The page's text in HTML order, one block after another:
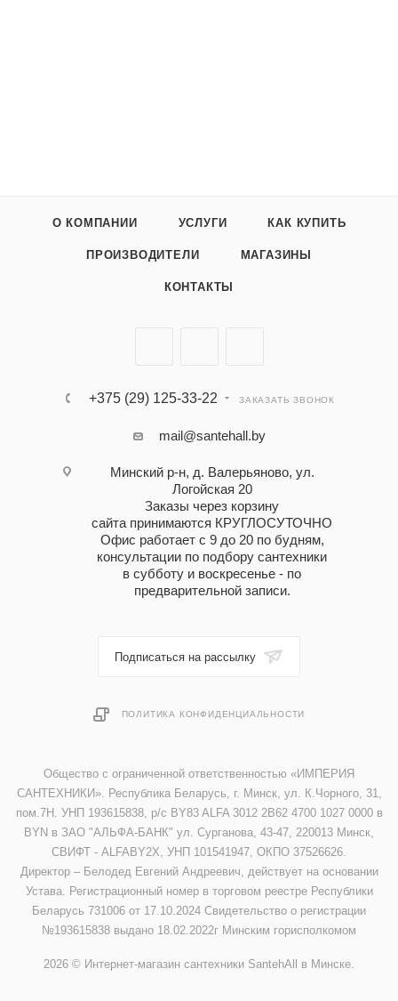
О КОМПАНИИ УСЛУГИ КАК КУПИТЬ
ПРОИЗВОДИТЕЛИ МАГАЗИНЫ
КОНТАКТЫ
+375 (29) 125-33-22 ЗАКАЗАТЬ ЗВОНОК
mail@santehall.by
Минский р-н, д. Валерьяново, ул.
Логойская 20
Заказы через корзину
сайта принимаются КРУГЛОСУТОЧНО
Офис работает с 9 до 20 по будням,
консультации по подбору сантехники
в субботу и воскресенье - по
предварительной записи.
Подписаться на рассылку
ПОЛИТИКА КОНФИДЕНЦИАЛЬНОСТИ
Общество с ограниченной ответственностью «ИМПЕРИЯ
САНТЕХНИКИ». Республика Беларусь, г. Минск, ул. К.Чорного, 31,
пом.7Н. УНП 193615838, р/с BY83 ALFA 3012 2B62 4700 1027 0000 в
BYN в ЗАО "АЛЬФА-БАНК" ул. Сурганова, 43-47, 220013 Минск,
СВИФТ - ALFABY2X, УНП 101541947, ОКПО 37526626.
Директор – Белодед Евгений Андреевич, действует на основании
Устава. Регистрационный номер в торговом реестре Республики
Беларусь 731006 от 17.10.2024 Свидетельство о регистрации
№193615838 выдано 18.02.2022г Минским горисполкомом
2026 © Интернет-магазин сантехники SantehAll в Минске.